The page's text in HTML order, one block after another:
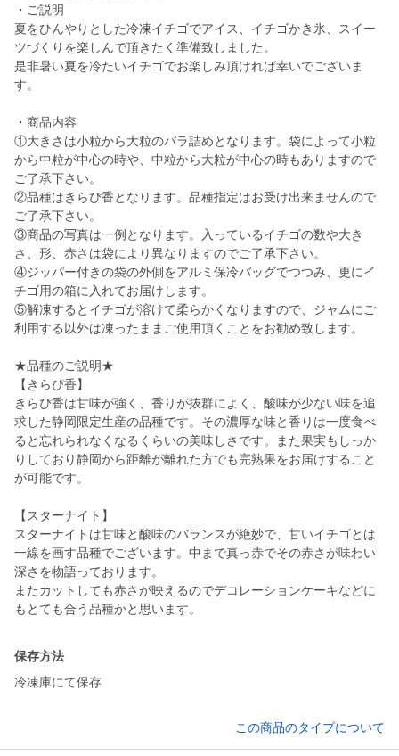
・ご説明
夏をひんやりとした冷凍イチゴでアイス、イチゴかき氷、スイー
ツづくりを楽しんで頂きたく準備致しました。
是非暑い夏を冷たいイチゴでお楽しみ頂ければ幸いでございま
す。
・商品内容
①大きさは小粒から大粒のバラ詰めとなります。袋によって小粒
から中粒が中心の時や、中粒から大粒が中心の時もありますので
ご了承下さい。
②品種はきらぴ香となります。品種指定はお受け出来ませんので
ご了承下さい。
③商品の写真は一例となります。入っているイチゴの数や大き
さ、形、赤さは袋により異なりますのでご了承下さい。
④ジッパー付きの袋の外側をアルミ保冷バッグでつつみ、更にイ
チゴ用の箱に入れてお届けします。
⑤解凍するとイチゴが溶けて柔らかくなりますので、ジャムにご
利用する以外は凍ったままご使用頂くことをお勧め致します。
★品種のご説明★
【きらぴ香】
きらぴ香は甘味が強く、香りが抜群によく、酸味が少ない味を追
求した静岡限定生産の品種です。その濃厚な味と香りは一度食べ
ると忘れられなくなるくらいの美味しさです。また果実もしっか
りしており静岡から距離が離れた方でも完熟果をお届けすること
が可能です。
【スターナイト】
スターナイトは甘味と酸味のバランスが絶妙で、甘いイチゴとは
一線を画す品種でございます。中まで真っ赤でその赤さが味わい
深さを物語っております。
またカットしても赤さが映えるのでデコレーションケーキなどに
もとても合う品種かと思います。
保存方法
冷凍庫にて保存
この商品のタイプについて